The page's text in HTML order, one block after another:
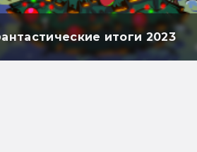
итоги 2023